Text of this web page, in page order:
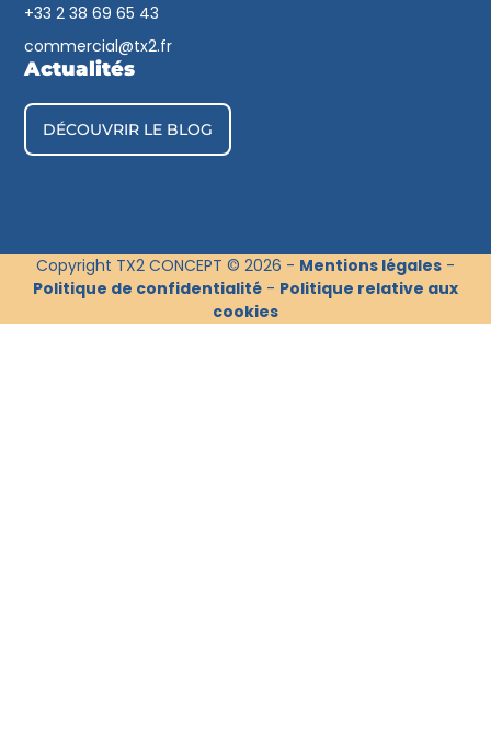
+33 2 38 69 65 43​
commercial@tx2.fr
Actualités
DÉCOUVRIR LE BLOG
Copyright TX2 CONCEPT © 2026 - Mentions légales -
Politique de confidentialité - Politique relative aux
cookies